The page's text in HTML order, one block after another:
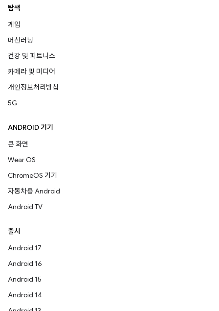
탐색
게임
머신러닝
건강 및 피트니스
카메라 및 미디어
개인정보처리방침
5G
ANDROID 기기
큰 화면
Wear OS
ChromeOS 기기
자동차용 Android
Android TV
출시
Android 17
Android 16
Android 15
Android 14